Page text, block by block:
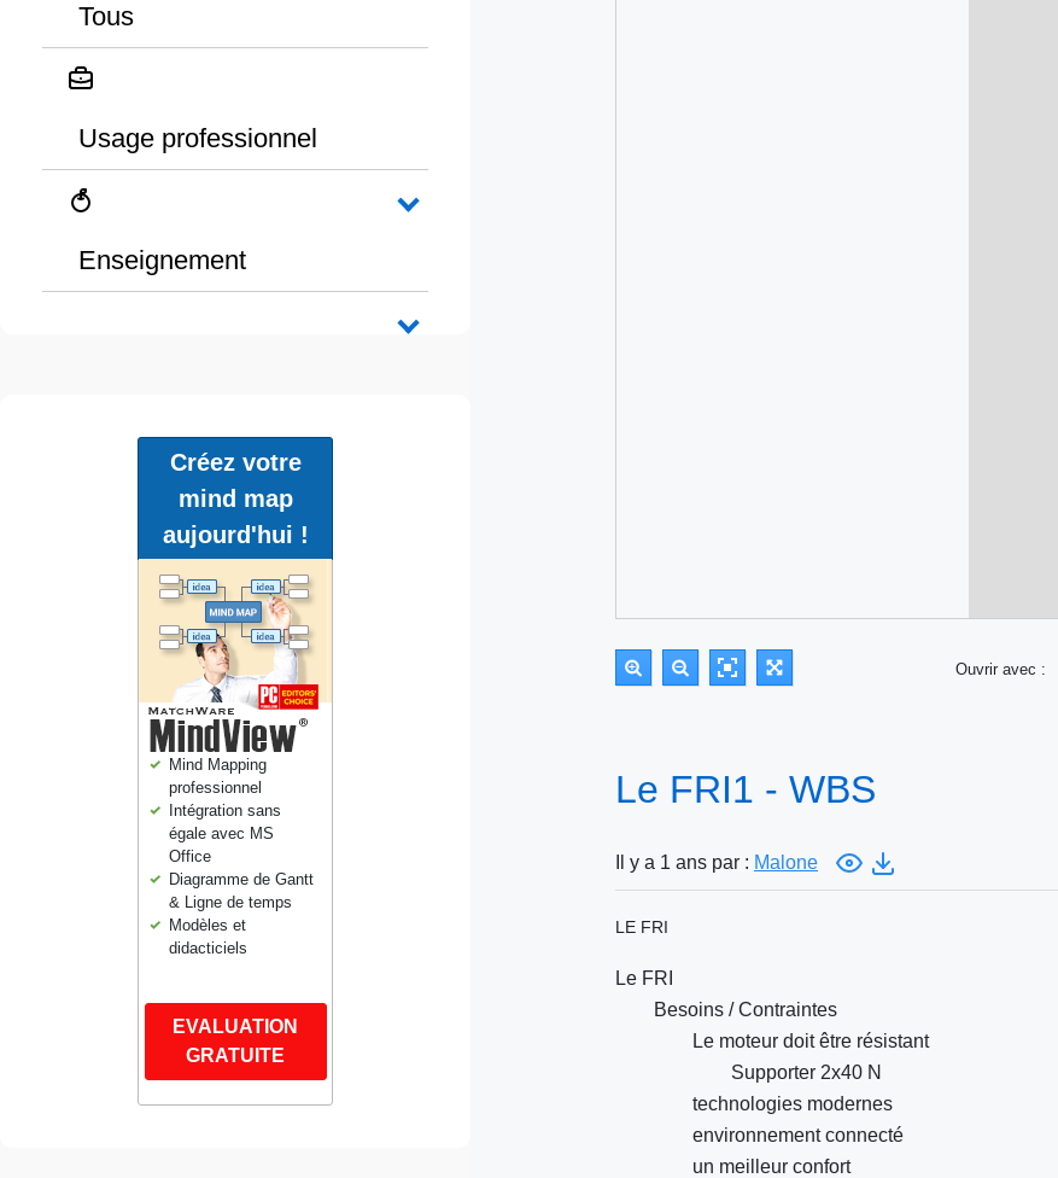
Tous
Usage professionnel
Enseignement
Créez votre
mind map
aujourd'hui !
Mind Mapping
professionnel
Intégration sans
égale avec MS
Office
Diagramme de Gantt
& Ligne de temps
Modèles et
didacticiels
EVALUATION
GRATUITE
Ouvrir avec :
Le FRI1 - WBS
Il y a 1 ans par : Malone
LE FRI
Le FRI
Besoins / Contraintes
Le moteur doit être résistant
Supporter 2x40 N
technologies modernes
environnement connecté
un meilleur confort